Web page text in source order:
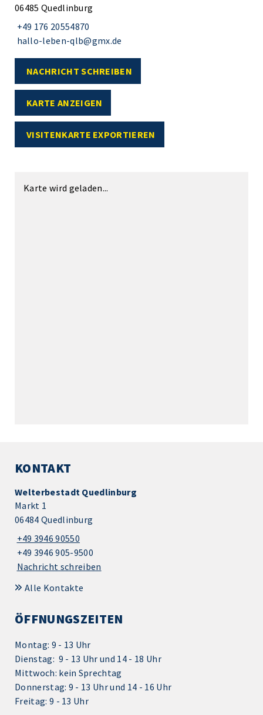
06485 Quedlinburg
+49 176 20554870
hallo-leben-qlb@gmx.de
NACHRICHT SCHREIBEN
KARTE ANZEIGEN
VISITENKARTE EXPORTIEREN
Karte wird geladen...
KONTAKT
Welterbestadt Quedlinburg
Markt 1
06484 Quedlinburg
+49 3946 90550
+49 3946 905-9500
Nachricht schreiben
Alle Kontakte
ÖFFNUNGSZEITEN
Montag: 9 - 13 Uhr
Dienstag: 9 - 13 Uhr und 14 - 18 Uhr
Mittwoch: kein Sprechtag
Donnerstag: 9 - 13 Uhr und 14 - 16 Uhr
Freitag: 9 - 13 Uhr